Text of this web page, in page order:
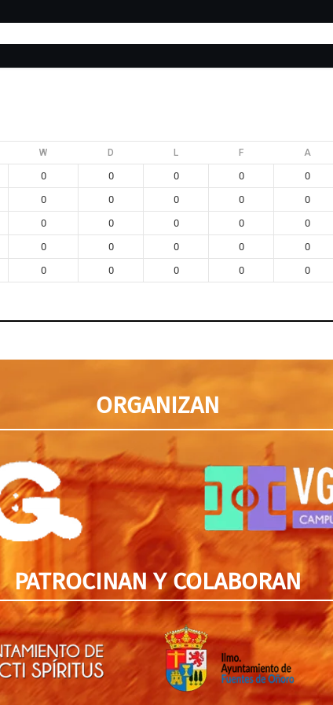
W D L F A
0 0 0 0 0
0 0 0 0 0
0 0 0 0 0
0 0 0 0 0
0 0 0 0 0
ORGANIZAN
PATROCINAN Y COLABORAN